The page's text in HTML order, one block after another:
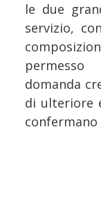
le due
servizio,
domanda
di ulteriore